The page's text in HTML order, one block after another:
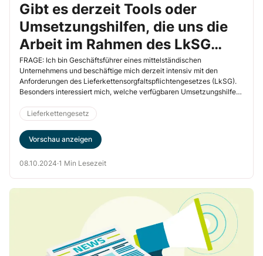
Gibt es derzeit Tools oder
Umsetzungshilfen, die uns die
Arbeit im Rahmen des LkSG
erleichtern?
FRAGE: Ich bin Geschäftsführer eines mittelständischen
Unternehmens und beschäftige mich derzeit intensiv mit den
Anforderungen des Lieferkettensorgfaltspflichtengesetzes (LkSG).
Besonders interessiert mich, welche verfügbaren Umsetzungshilfen
Lieferkettengesetz
Vorschau anzeigen
08.10.2024·1 Min Lesezeit